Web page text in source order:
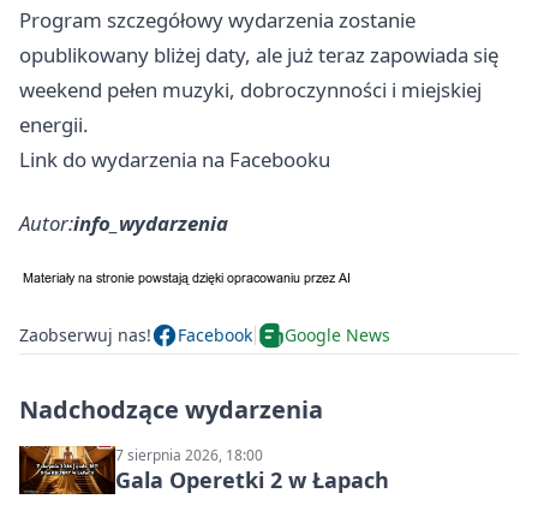
Program szczegółowy wydarzenia zostanie
opublikowany bliżej daty, ale już teraz zapowiada się
weekend pełen muzyki, dobroczynności i miejskiej
energii.
Link do wydarzenia na Facebooku
Autor:info_wydarzenia
Zaobserwuj nas! Facebook Google News
Nadchodzące wydarzenia
7 sierpnia 2026, 18:00
Gala Operetki 2 w Łapach